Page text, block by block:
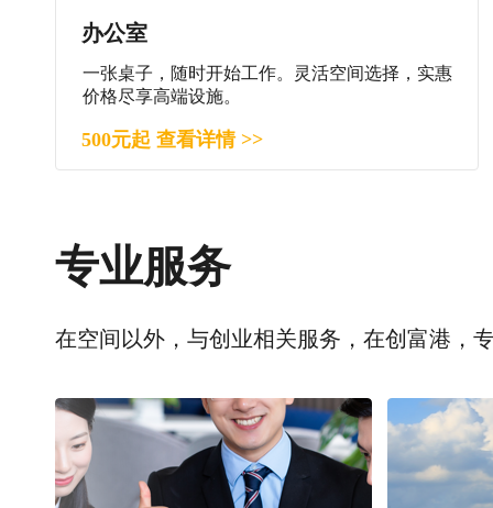
办公室
一张桌子，随时开始工作。灵活空间选择，实惠
价格尽享高端设施。
500元起 查看详情 >>
专业服务
在空间以外，与创业相关服务，在创富港，